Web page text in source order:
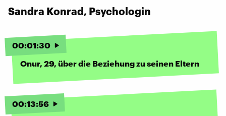
Sandra Konrad, Psychologin
00:01:30
Onur, 29, über die Beziehung zu seinen Eltern
00:13:56